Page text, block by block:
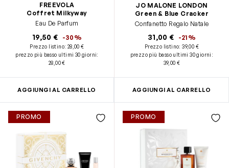
FREEVOLA
Coffret Milkyway
Eau De Parfum
19,50 € -30%
Prezzo listino: 28,00 €
prezzo più basso ultimi 30 giorni:
28,00 €
AGGIUNGI AL CARRELLO
JO MALONE LONDON
Green & Blue Cracker
Confanetto Regalo Natale
31,00 € -21%
Prezzo listino:39,00 €
prezzo più basso ultimi 30 giorni :
39,00 €
AGGIUNGI AL CARRELLO
PROMO PROMO